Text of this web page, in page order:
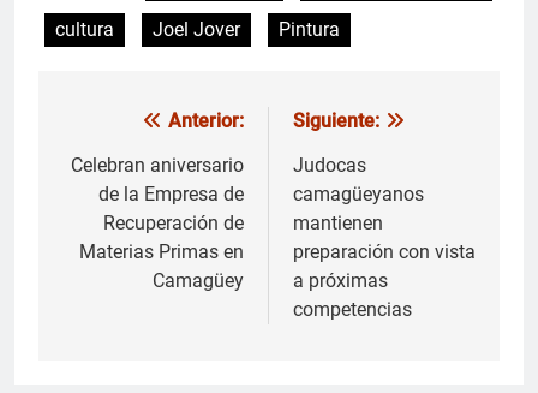
cultura
Joel Jover Pintura
Navegación
de
entradas
Anterior:
Celebran aniversario
de la Empresa de
Recuperación de
Materias Primas en
Camagüey
Siguiente:
Judocas
camagüeyanos
mantienen
preparación con vista
a próximas
competencias